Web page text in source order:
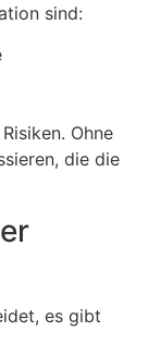
sind:
Ohne
die die
es gibt